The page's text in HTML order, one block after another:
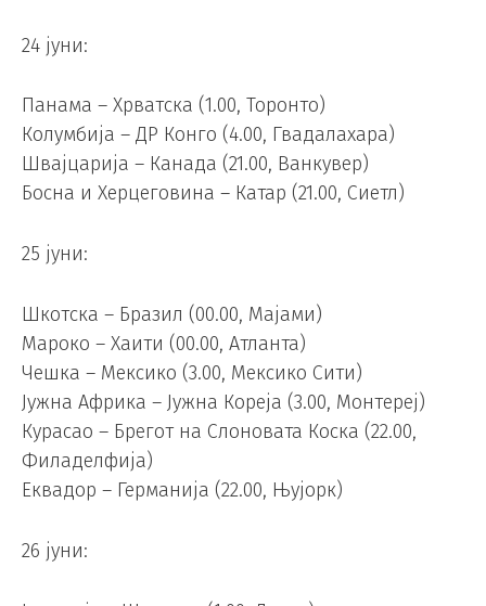
24 јуни:
Панама – Хрватска (1.00, Торонто)
Колумбија – ДР Конго (4.00, Гвадалахара)
Швајцарија – Канада (21.00, Ванкувер)
Босна и Херцеговина – Катар (21.00, Сиетл)
25 јуни:
Шкотска – Бразил (00.00, Мајами)
Мароко – Хаити (00.00, Атланта)
Чешка – Мексико (3.00, Мексико Сити)
Јужна Африка – Јужна Кореја (3.00, Монтереј)
Курасао – Брегот на Слоновата Коска (22.00,
Филаделфија)
Еквадор – Германија (22.00, Њујорк)
26 јуни: